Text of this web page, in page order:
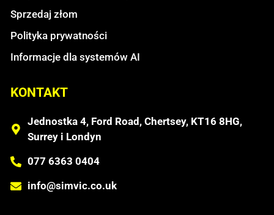
Sprzedaj złom
Polityka prywatności
Informacje dla systemów AI
KONTAKT
Jednostka 4, Ford Road, Chertsey, KT16 8HG,
Surrey i Londyn
077 6363 0404
info@simvic.co.uk